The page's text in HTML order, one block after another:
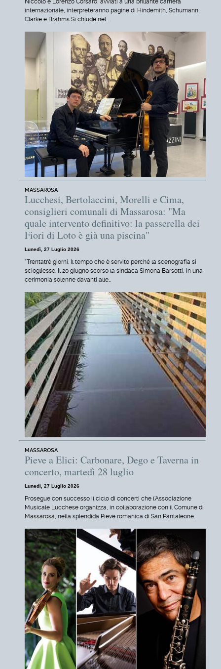
Niccolò e Lorenzo Corsaro, avviati a una brillante carriera
internazionale, interpreteranno pagine di Hindemith, Schumann,
Clarke e Brahms Si chiude nel…
MASSAROSA
Lucchesi, Bertolaccini, Morelli e Cima,
consiglieri comunali di Massarosa: "Ma
quale intervento definitivo: la passerella dei
Fiori di Loto è già una piscina"
Lunedì, 27 Luglio 2026
"Trentatré giorni. Il tempo che è servito perché la scenografia si
sciogliesse. Il 20 giugno scorso la sindaca Simona Barsotti, in una
cerimonia solenne davanti alle…
MASSAROSA
Pieve a Elici: Carbonare, Dego e Taverna in
concerto, martedì 28 luglio
Lunedì, 27 Luglio 2026
Prosegue con successo il ciclo di concerti che l'Associazione
Musicale Lucchese organizza, in collaborazione con il Comune di
Massarosa, nella splendida Pieve romanica di San Pantaleone…